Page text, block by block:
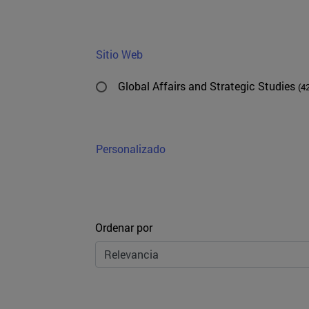
Sitio Web
Global Affairs and Strategic Studies
Personalizado
Ordenar
Ordenar por